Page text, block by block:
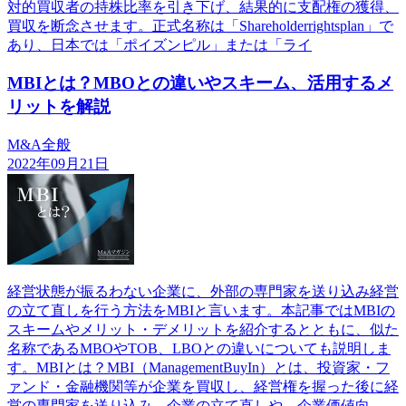
対的買収者の持株比率を引き下げ、結果的に支配権の獲得、
買収を断念させます。正式名称は「Shareholderrightsplan」で
あり、日本では「ポイズンピル」または「ライ
MBIとは？MBOとの違いやスキーム、活用するメ
リットを解説
M&A全般
2022年09月21日
経営状態が振るわない企業に、外部の専門家を送り込み経営
の立て直しを行う方法をMBIと言います。本記事ではMBIの
スキームやメリット・デメリットを紹介するとともに、似た
名称であるMBOやTOB、LBOとの違いについても説明しま
す。MBIとは？MBI（ManagementBuyIn）とは、投資家・フ
ァンド・金融機関等が企業を買収し、経営権を握った後に経